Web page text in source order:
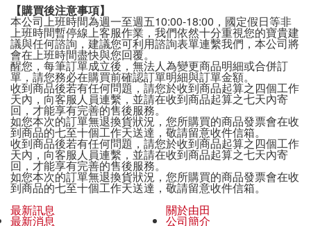
【購買後注意事項】
本公司上班時間為週一至週五10:00-18:00，國定假日等非
上班時間暫停線上客服作業，我們依然十分重視您的寶貴建
議與任何諮詢，建議您可利用諮詢表單連繫我們，本公司將
會在上班時間盡快與您回覆。
醒您，每筆訂單成立後，無法人為變更商品明細或合併訂
單，請您務必在購買前確認訂單明細與訂單金額。
收到商品後若有任何問題，請您於收到商品起算之四個工作
天內，向客服人員連繫，並請在收到商品起算之七天內寄
回，才能享有完善的售後服務。
如您本次的訂單無退換貨狀況，您所購買的商品發票會在收
到商品的七至十個工作天送達，敬請留意收件信箱。
收到商品後若有任何問題，請您於收到商品起算之四個工作
天內，向客服人員連繫，並請在收到商品起算之七天內寄
回，才能享有完善的售後服務。
如您本次的訂單無退換貨狀況，您所購買的商品發票會在收
到商品的七至十個工作天送達，敬請留意收件信箱。
最新訊息
最新消息
關於由田
公司簡介